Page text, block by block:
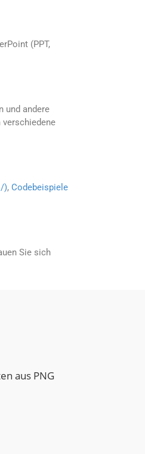
(PPT,
und andere
), Codebeispiele
Sie sich
aus PNG